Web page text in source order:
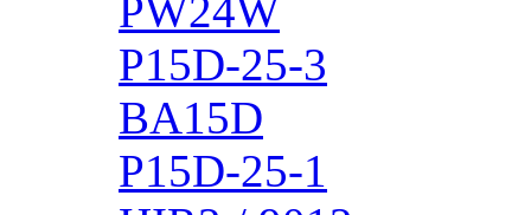
PW24W
P15D-25-3
BA15D
P15D-25-1